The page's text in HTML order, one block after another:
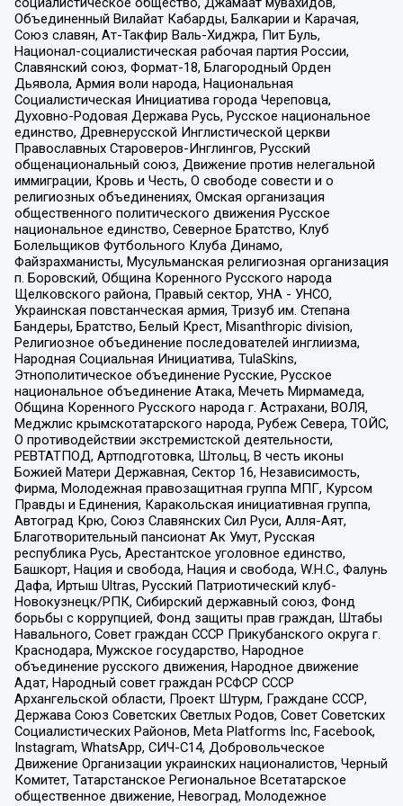
Объединенный Вилайат Кабарды, Балкарии и Карачая,
Союз славян, Ат-Такфир Валь-Хиджра, Пит Буль,
Национал-социалистическая рабочая партия России,
Славянский союз, Формат-18, Благородный Орден
Дьявола, Армия воли народа, Национальная
Социалистическая Инициатива города Череповца,
Духовно-Родовая Держава Русь, Русское национальное
единство, Древнерусской Инглистической церкви
Православных Староверов-Инглингов, Русский
общенациональный союз, Движение против нелегальной
иммиграции, Кровь и Честь, О свободе совести и о
религиозных объединениях, Омская организация
общественного политического движения Русское
национальное единство, Северное Братство, Клуб
Болельщиков Футбольного Клуба Динамо,
Файзрахманисты, Мусульманская религиозная организация
п. Боровский, Община Коренного Русского народа
Щелковского района, Правый сектор, УНА - УНСО,
Украинская повстанческая армия, Тризуб им. Степана
Бандеры, Братство, Белый Крест, Misanthropic division,
Религиозное объединение последователей инглиизма,
Народная Социальная Инициатива, TulaSkins,
Этнополитическое объединение Русские, Русское
национальное объединение Атака, Мечеть Мирмамеда,
Община Коренного Русского народа г. Астрахани, ВОЛЯ,
Меджлис крымскотатарского народа, Рубеж Севера, ТОЙС,
О противодействии экстремистской деятельности,
РЕВТАТПОД, Артподготовка, Штольц, В честь иконы
Божией Матери Державная, Сектор 16, Независимость,
Фирма, Молодежная правозащитная группа МПГ, Курсом
Правды и Единения, Каракольская инициативная группа,
Автоград Крю, Союз Славянских Сил Руси, Алля-Аят,
Благотворительный пансионат Ак Умут, Русская
республика Русь, Арестантское уголовное единство,
Башкорт, Нация и свобода, Нация и свобода, W.H.С., Фалунь
Дафа, Иртыш Ultras, Русский Патриотический клуб-
Новокузнецк/РПК, Сибирский державный союз, Фонд
борьбы с коррупцией, Фонд защиты прав граждан, Штабы
Навального, Совет граждан СССР Прикубанского округа г.
Краснодара, Мужское государство, Народное
объединение русского движения, Народное движение
Адат, Народный совет граждан РСФСР СССР
Архангельской области, Проект Штурм, Граждане СССР,
Держава Союз Советских Светлых Родов, Совет Советских
Социалистических Районов, Meta Platforms Inc, Facebook,
Instagram, WhatsApp, СИЧ-С14, Добровольческое
Движение Организации украинских националистов, Черный
Комитет, Татарстанское Региональное Всетатарское
общественное движение, Невоград, Молодежное